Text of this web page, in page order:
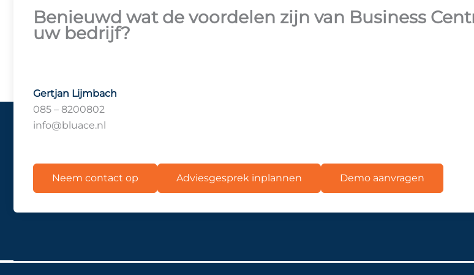
Benieuwd wat de voordelen zijn van Business
uw bedrijf?
Gertjan Lijmbach
085 – 8200802
info@bluace.nl
Neem contact op Adviesgesprek inplannen Demo aanvragen